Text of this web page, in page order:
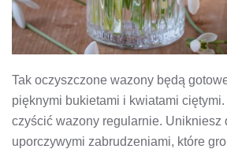
Tak oczyszczone wazony będą
pięknymi bukietami i kwiatami
czyścić wazony regularnie. Unikniesz
uporczywymi zabrudzeniami, które